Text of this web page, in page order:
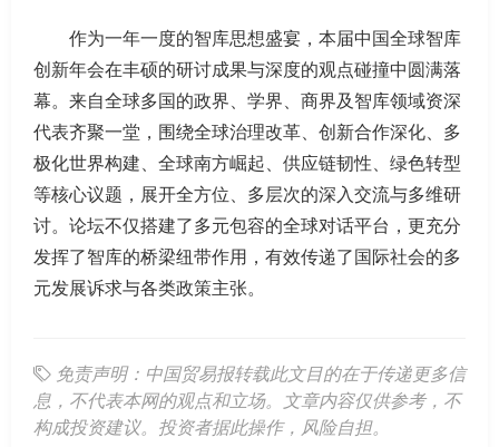
作为一年一度的智库思想盛宴，本届中国全球智库
创新年会在丰硕的研讨成果与深度的观点碰撞中圆满落
幕。来自全球多国的政界、学界、商界及智库领域资深
代表齐聚一堂，围绕全球治理改革、创新合作深化、多
极化世界构建、全球南方崛起、供应链韧性、绿色转型
等核心议题，展开全方位、多层次的深入交流与多维研
讨。论坛不仅搭建了多元包容的全球对话平台，更充分
发挥了智库的桥梁纽带作用，有效传递了国际社会的多
元发展诉求与各类政策主张。
免责声明：中国贸易报转载此文目的在于传递更多信
息，不代表本网的观点和立场。文章内容仅供参考，不
构成投资建议。投资者据此操作，风险自担。